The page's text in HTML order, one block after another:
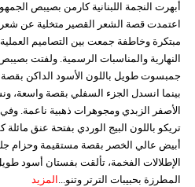
أبهرت النجمة اللبنانية كارمن بصيبص
اعتمدت قصة الشعر القصير متخلية عن
مبتكرة وخاطفة جمعت بين التصاميم العملية
النهارية والمناسبات الرسمية. ولفتت
جمبسوت طويل باللون الأسود الداكن
بينما انسدل الجزء السفلي بقصة واسعة،
الأصفر الزبدي ومجوهرات ذهبية ناعمة.
تريكو باللون البيج الوردي بفتحة عنق
أبيض عالي الخصر بقصة مستقيمة وحزام
الإطلالات الفخمة، تألقت بفستان أسود
المطرزة بحبيبات الترتر وتنو... المزيد